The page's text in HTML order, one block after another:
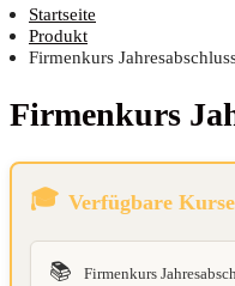
Startseite
Produkt
Firmenkurs
Fir­men­kurs
Verfügbare
📚 Firmenkurs